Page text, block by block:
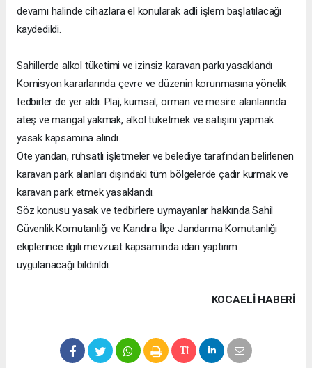
devamı halinde cihazlara el konularak adli işlem başlatılacağı
kaydedildi.
Sahillerde alkol tüketimi ve izinsiz karavan parkı yasaklandı
Komisyon kararlarında çevre ve düzenin korunmasına yönelik
tedbirler de yer aldı. Plaj, kumsal, orman ve mesire alanlarında
ateş ve mangal yakmak, alkol tüketmek ve satışını yapmak
yasak kapsamına alındı.
Öte yandan, ruhsatlı işletmeler ve belediye tarafından belirlenen
karavan park alanları dışındaki tüm bölgelerde çadır kurmak ve
karavan park etmek yasaklandı.
Söz konusu yasak ve tedbirlere uymayanlar hakkında Sahil
Güvenlik Komutanlığı ve Kandıra İlçe Jandarma Komutanlığı
ekiplerince ilgili mevzuat kapsamında idari yaptırım
uygulanacağı bildirildi.
KOCAELI HABERİ